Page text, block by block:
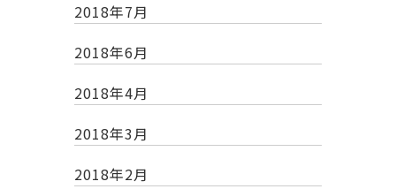
2018年7月
2018年6月
2018年4月
2018年3月
2018年2月